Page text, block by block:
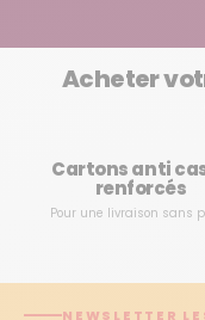
Acheter
Cartons anti
renforcés
Pour une livraison sans
NEWSLETTER